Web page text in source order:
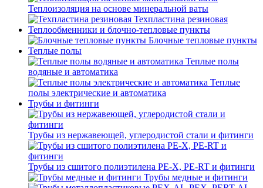
Теплоизоляция на основе минеральной ваты
Техпластина резиновая
Теплообменники и блочно-тепловые пункты
Блочные тепловые пункты
Теплые полы
Теплые полы
водяные и автоматика
Теплые
полы электрические и автоматика
Трубы и фитинги
Трубы из нержавеющей, углеродистой стали и фитинги
Трубы из сшитого полиэтилена PE-X, PE-RT и фитинги
Трубы медные и фитинги